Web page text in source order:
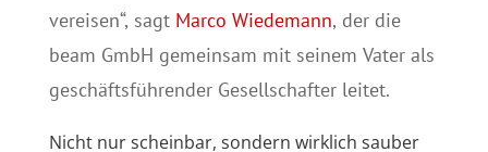
vereisen“, sagt Marco Wiedemann, der die
beam GmbH gemeinsam mit seinem Vater als
geschäftsführender Gesellschafter leitet.
Nicht nur scheinbar, sondern wirklich sauber